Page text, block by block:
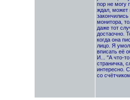
пор не могу
ждал, может
монитора,
даже тот
достаочно.
когда она
лицо. Я
вписать её
И... "А что-
страничка,
интересно.
со